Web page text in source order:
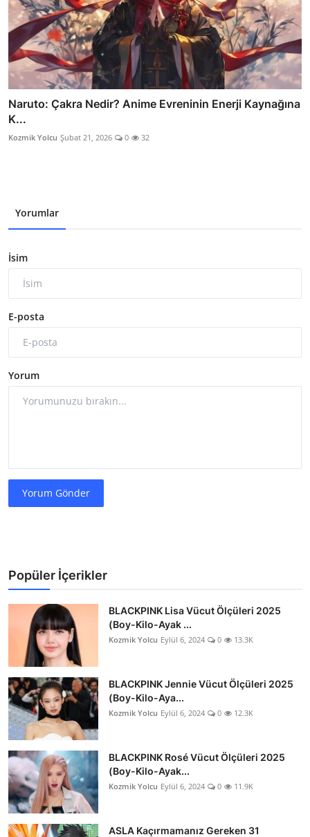
Naruto: Çakra Nedir? Anime Evreninin Enerji Kaynağına
K...
Kozmik Yolcu Şubat 21, 2026 0 32
Yorumlar
İsim
E-posta
Yorum
Yorum Gönder
Popüler İçerikler
BLACKPINK Lisa Vücut Ölçüleri 2025
(Boy-Kilo-Ayak ...
Kozmik Yolcu Eylül 6, 2024 0 13.3K
BLACKPINK Jennie Vücut Ölçüleri 2025
(Boy-Kilo-Aya...
Kozmik Yolcu Eylül 6, 2024 0 12.3K
BLACKPINK Rosé Vücut Ölçüleri 2025
(Boy-Kilo-Ayak...
Kozmik Yolcu Eylül 6, 2024 0 11.9K
ASLA Kaçırmamanız Gereken 31